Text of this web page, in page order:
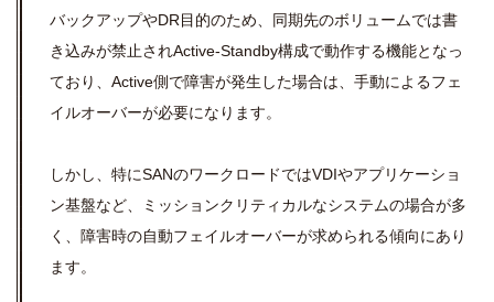
バックアップやDR目的のため、同期先のボリュームでは書
き込みが禁止されActive-Standby構成で動作する機能となっ
ており、Active側で障害が発生した場合は、手動によるフェ
イルオーバーが必要になります。
しかし、特にSANのワークロードではVDIやアプリケーショ
ン基盤など、ミッションクリティカルなシステムの場合が多
く、障害時の自動フェイルオーバーが求められる傾向にあり
ます。